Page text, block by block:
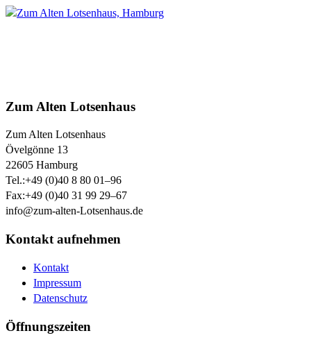
Zum Alten Lotsenhaus
Zum Alten Lotsenhaus
Övelgönne 13
22605 Hamburg
Tel.:+49 (0)40 8 80 01–96
Fax:+49 (0)40 31 99 29–67
info@zum-alten-Lotsenhaus.de
Kontakt aufnehmen
Kontakt
Impressum
Datenschutz
Öffnungszeiten